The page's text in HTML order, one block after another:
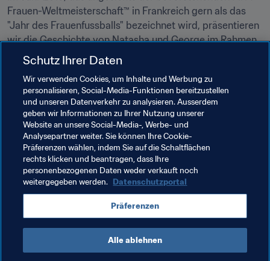
Frauen-Weltmeisterschaft™ in Frankreich gern als das
"Jahr des Frauenfussballs" bezeichnet wird, präsentieren
wir die Geschichte von Natasha und George im Rahmen
einer Reihe mit inspirierenden Videoberichten über
Leben erwecken.
Die motivierende Geschichte von Natasha und George
ist die zweite unserer sechsteiligen Serie. Mehr gibt es in
den kommenden Wochen auf FIFA.com. Bleiben Sie
dran!
Verwandte Themen
FIFA Frauen-Weltmeisterschaft Frankreich 2019
Schutz Ihrer Daten
Wir verwenden Cookies, um Inhalte und Werbung zu
personalisieren, Social-Media-Funktionen bereitzustellen
und unseren Datenverkehr zu analysieren. Ausserdem
geben wir Informationen zu Ihrer Nutzung unserer
Website an unsere Social-Media-, Werbe- und
Analysepartner weiter. Sie können Ihre Cookie-
Präferenzen wählen, indem Sie auf die Schaltflächen
rechts klicken und beantragen, dass Ihre
personenbezogenen Daten weder verkauft noch
weitergegeben werden. Datenschutzportal
Präferenzen
Alle ablehnen